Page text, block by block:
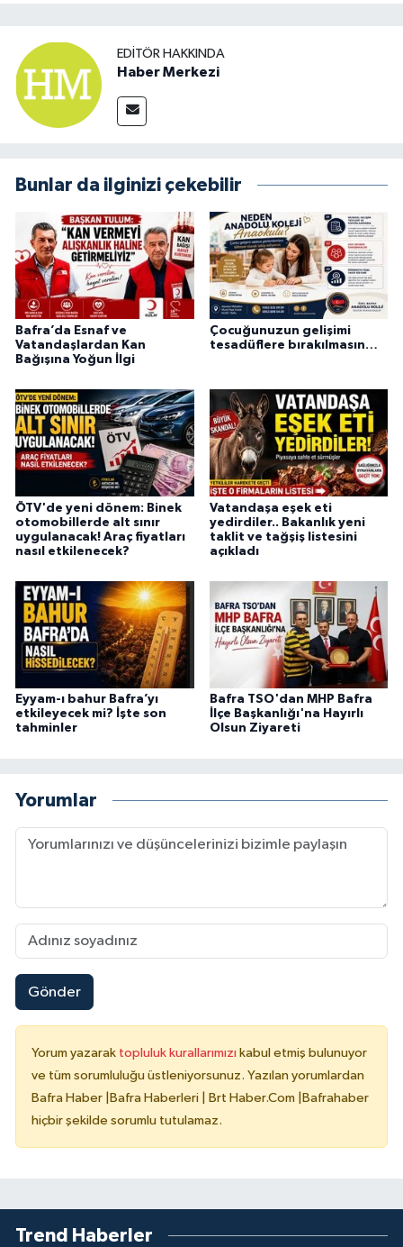
EDITÖR HAKKINDA
Haber Merkezi
Bunlar da ilginizi çekebilir
Bafra’da Esnaf ve
Vatandaşlardan Kan
Bağışına Yoğun İlgi
Çocuğunuzun gelişimi
tesadüflere bırakılmasın…
ÖTV'de yeni dönem: Binek
otomobillerde alt sınır
uygulanacak! Araç fiyatları
nasıl etkilenecek?
Vatandaşa eşek eti
yedirdiler.. Bakanlık yeni
taklit ve tağşiş listesini
açıkladı
Eyyam-ı bahur Bafra’yı
etkileyecek mi? İşte son
tahminler
Bafra TSO'dan MHP Bafra
İlçe Başkanlığı'na Hayırlı
Olsun Ziyareti
Yorumlar
Gönder
Yorum yazarak topluluk kurallarımızı kabul etmiş bulunuyor
ve tüm sorumluluğu üstleniyorsunuz. Yazılan yorumlardan
Bafra Haber |Bafra Haberleri | Brt Haber.Com |Bafrahaber
hiçbir şekilde sorumlu tutulamaz.
Trend Haberler